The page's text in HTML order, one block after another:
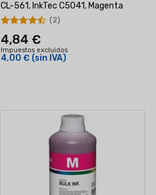
CL-561, InkTec C5041, Magenta
4,84 €
Impuestos excluidos
4,00 € (sin IVA)
(2)